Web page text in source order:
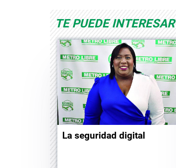
TE PUEDE INTERESAR
La seguridad digital